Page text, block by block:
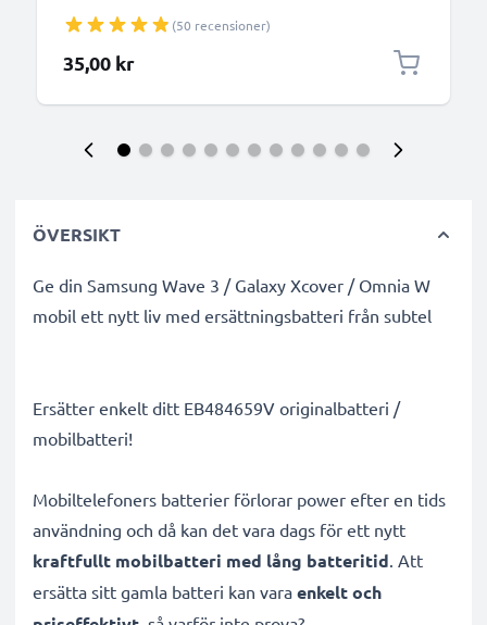
(50 recensioner)
35,00 kr
ÖVERSIKT
Ge din Samsung Wave 3 / Galaxy Xcover / Omnia W
mobil ett nytt liv med ersättningsbatteri från subtel
Ersätter enkelt ditt EB484659V originalbatteri /
mobilbatteri!
Mobiltelefoners batterier förlorar power efter en tids
användning och då kan det vara dags för ett nytt
kraftfullt mobilbatteri med lång batteritid. Att
ersätta sitt gamla batteri kan vara enkelt och